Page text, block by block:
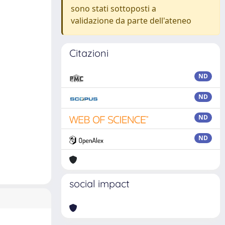
sono stati sottoposti a
validazione da parte dell'ateneo
Citazioni
ND
ND
ND
ND
social impact